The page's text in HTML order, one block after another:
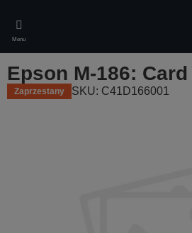
main
content
Menu
Epson M-186:
Zaprzestany SKU: C41D166001